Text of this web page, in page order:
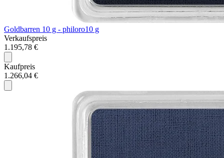
Goldbarren 10 g - philoro10 g
Verkaufspreis
1.195,78 €
Kaufpreis
1.266,04 €